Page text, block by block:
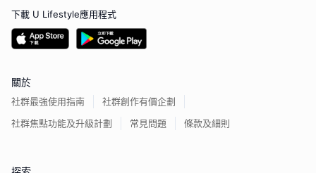
下載 U Lifestyle應用程式
關於
社群最強使用指南
社群創作有價企劃
社群焦點功能及升級計劃
常見問題 條款及細則